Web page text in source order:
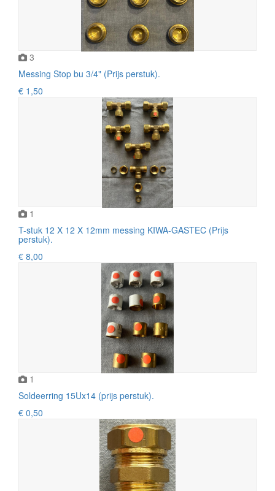
3
Messing Stop bu 3/4" (Prijs perstuk).
€ 1,50
1
T-stuk 12 X 12 X 12mm messing KIWA-GASTEC (Prijs
perstuk).
€ 8,00
1
Soldeerring 15Ux14 (prijs perstuk).
€ 0,50